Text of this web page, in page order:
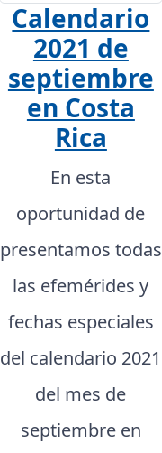
Calendario
2021 de
septiembre
en Costa
Rica
En esta
oportunidad de
presentamos todas
las efemérides y
fechas especiales
del calendario 2021
del mes de
septiembre en